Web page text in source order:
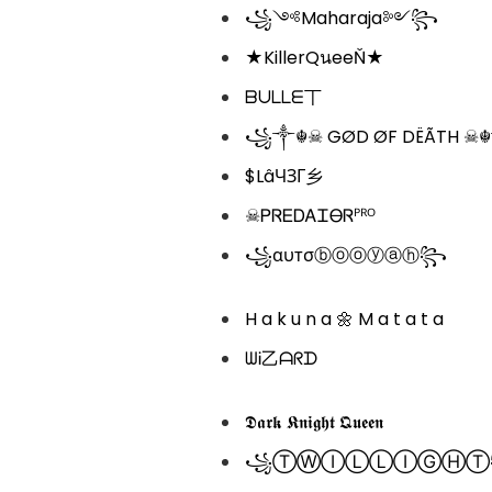
꧁༺Maharaja༻꧂
★KillerQนeeŇ★
ᗷᑌᒪᒪᗴ丅
꧁༒☬☠ GØD ØF DËÃTH
$LâЧЗГ乡
☠︎ᏢᏒᎬᎠᎪᏆᎾᏒᴾᴿᴼ
꧁αυтσⓑⓞⓞⓨⓐⓗ꧂
H a k u n a 🌼 M a t a t a
ᗯᎥ乙ᗩᖇᗪ
𝕯𝖆𝖗𝖐 𝕶𝖓𝖎𝖌𝖍𝖙 𝕼𝖚𝖊𝖊𝖓